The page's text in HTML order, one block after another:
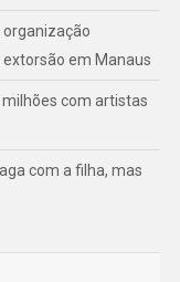
em Manaus
com artistas
com a filha, mas